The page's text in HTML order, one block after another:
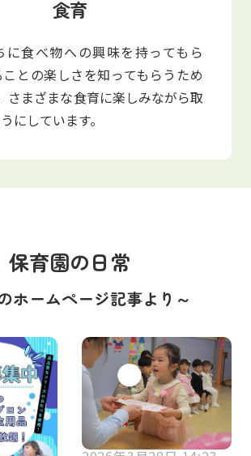
食育
に食べ物への興味を持ってもら
との楽しさを知ってもらうため
さまざまな食育に楽しみながら取
にしています。
保育園の日常
ホームページ記事より～